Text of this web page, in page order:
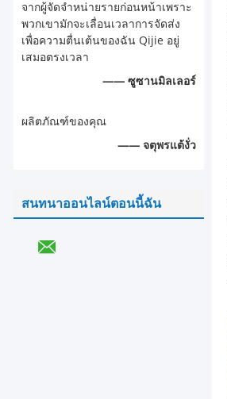
จากผู้จัดจำหน่ายรายก่อนหน้าเพราะ
พวกเขามักจะเลื่อนเวลาการจัดส่ง
เพื่อความตื่นเต้นของฉัน Qijie อยู่
เสมอตรงเวลา
—— ซูซานมิลเลอร์
ผลิตภัณฑ์ของคุณ
—— จตุพรแต้งั่ว
สนทนาออนไลน์ตอนนี้ฉัน